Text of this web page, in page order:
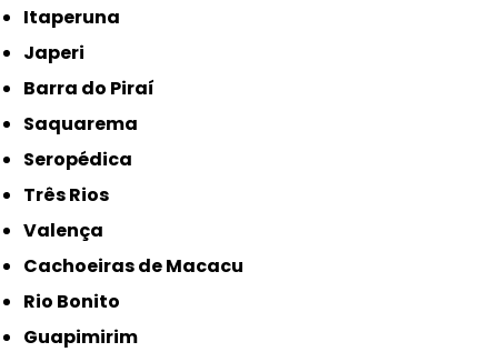
Itaperuna
Japeri
Barra do Piraí
Saquarema
Seropédica
Três Rios
Valença
Cachoeiras de Macacu
Rio Bonito
Guapimirim